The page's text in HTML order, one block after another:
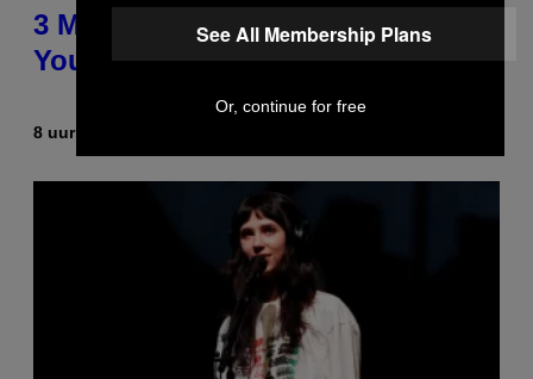
3 Millennial Anthems That Make
You Think of Your Best Friend
8 uur geleden
See All Membership Plans
Or, continue for free